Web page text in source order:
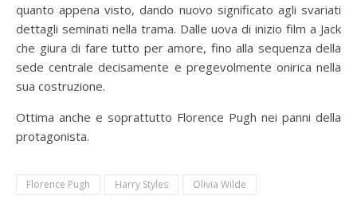
quanto appena visto, dando nuovo significato agli svariati
dettagli seminati nella trama. Dalle uova di inizio film a Jack
che giura di fare tutto per amore, fino alla sequenza della
sede centrale decisamente e pregevolmente onirica nella
sua costruzione.
Ottima anche e soprattutto Florence Pugh nei panni della
protagonista.
Florence Pugh Harry Styles Olivia Wilde